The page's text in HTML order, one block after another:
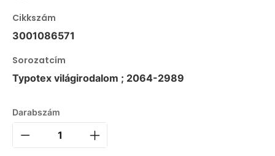
Cikkszám
3001086571
Sorozatcím
Typotex világirodalom ; 2064-2989
Darabszám